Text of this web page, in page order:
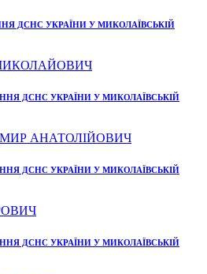
ДСНС УКРАЇНИ У МИКОЛАЇВСЬКІЙ
ДСНС УКРАЇНИ У МИКОЛАЇВСЬКІЙ
АНАТОЛІЙОВИЧ
ДСНС УКРАЇНИ У МИКОЛАЇВСЬКІЙ
ДСНС УКРАЇНИ У МИКОЛАЇВСЬКІЙ